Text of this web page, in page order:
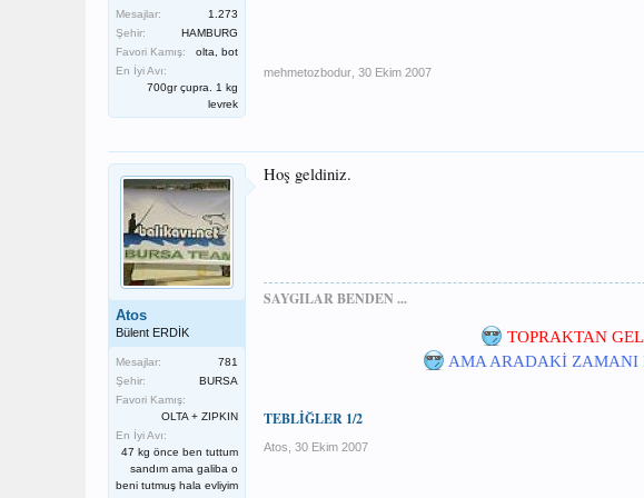
Mesajlar:
1.273
Şehir:
HAMBURG
Favori Kamış:
olta, bot
En İyi Avı:
700gr çupra. 1 kg
levrek
mehmetozbodur 30 Ekim 2007
Atos
Bülent ERDİK
Mesajlar:
781
Şehir:
BURSA
Favori Kamış:
OLTA + ZIPKIN
En İyi Avı:
47 kg önce ben tuttum
sandım ama galiba o
beni tutmuş hala evliyim
Hoş geldiniz.
SAYGILAR BENDEN ...
TOPRAKTAN
AMA ARADAKİ ZAMANI
TEBLİĞLER 1/2
Atos 30 Ekim 2007